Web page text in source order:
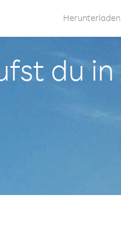
Herunterladen
du